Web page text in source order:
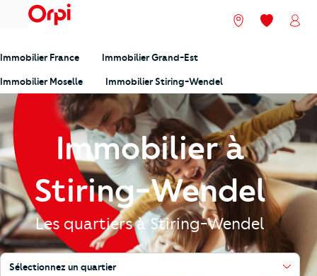
menu Nos agences
Mes
Immobilier France Immobilier Grand-Est
Immobilier Moselle Immobilier Stiring-Wendel
Immobilier à
Stiring-Wendel
Les quartiers à Stiring-Wendel
Sélectionnez un quartier